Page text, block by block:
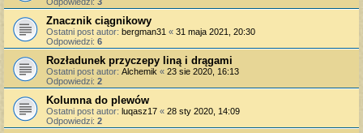
Znacznik ciągnikowy
Ostatni post autor: bergman31 « 31 maja 2021, 20:30
Odpowiedzi: 6
Rozładunek przyczepy liną i drągami
Ostatni post autor: Alchemik « 23 sie 2020, 16:13
Odpowiedzi: 2
Kolumna do plewów
Ostatni post autor: luqasz17 « 28 sty 2020, 14:09
Odpowiedzi: 2